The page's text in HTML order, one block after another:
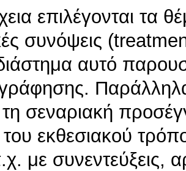
επιλέγονται τα
συνόψεις
αυτό
σεναριακή
του εκθεσιακού
με συνεντεύξεις,